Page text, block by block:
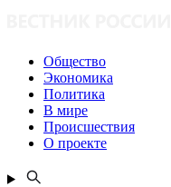
Общество
Экономика
Политика
В мире
Происшествия
О проекте